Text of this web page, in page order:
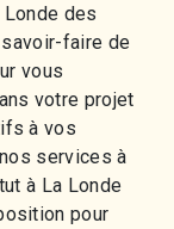
des
savoir-faire de
vous
votre projet
à vos
services à
à La Londe
pour